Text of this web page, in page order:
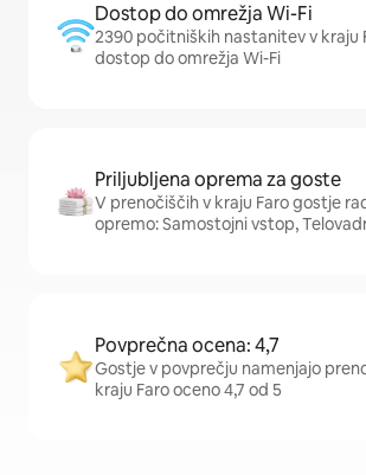
Dostop do omrežja Wi-Fi
2390 počitniških nastanitev v kraju
dostop do omrežja Wi-Fi
Priljubljena oprema za goste
V prenočiščih v kraju Faro gostje
opremo: Samostojni vstop,
Povprečna ocena: 4,7
Gostje v povprečju namenjajo
kraju Faro oceno 4,7 od 5